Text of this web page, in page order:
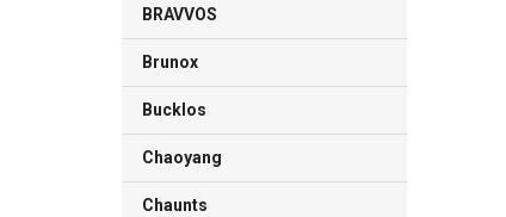
BRAVVOS
Brunox
Bucklos
Chaoyang
Chaunts